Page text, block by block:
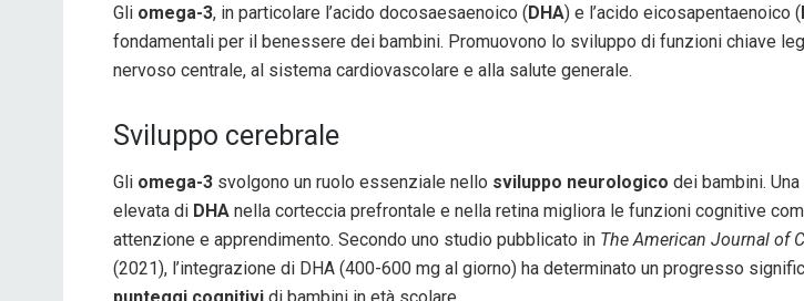
Gli omega-3, in particolare l’acido docosaesaenoico (DHA) e l’acido eicosapentaenoico (
fondamentali per il benessere dei bambini. Promuovono lo sviluppo di funzioni chiave
nervoso centrale, al sistema cardiovascolare e alla salute generale.
Sviluppo cerebrale
Gli omega-3 svolgono un ruolo essenziale nello sviluppo neurologico dei bambini.
elevata di DHA nella corteccia prefrontale e nella retina migliora le funzioni cognitive
attenzione e apprendimento. Secondo uno studio pubblicato in The American Journal of
(2021), l’integrazione di DHA (400-600 mg al giorno) ha determinato un progresso